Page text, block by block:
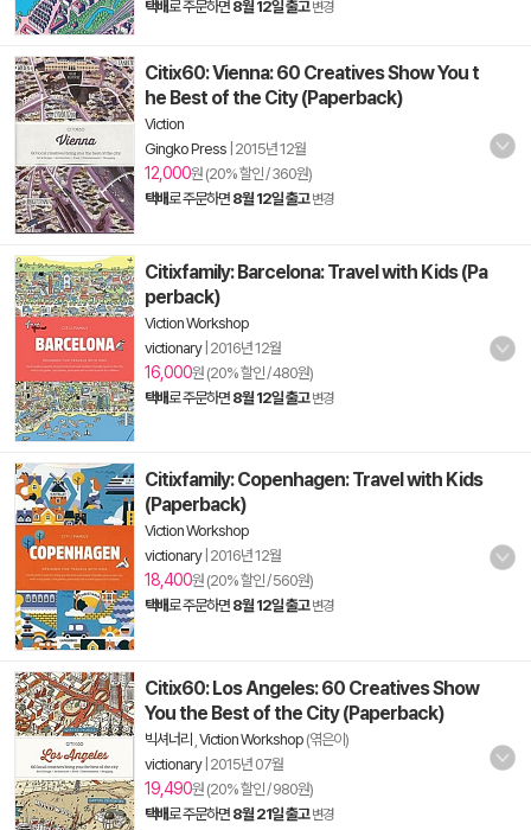
택배로 주문하면 8월 12일 출고 변경
Citix60: Vienna: 60 Creatives Show You t
he Best of the City (Paperback)
Viction
Gingko Press 2015년 12월
12,000원 (20% 할인 / 360원)
택배로 주문하면 8월 12일 출고 변경
Citixfamily: Barcelona: Travel with Kids (Pa
perback)
Viction Workshop
victionary| 2016년 12월
16,000원 (20% 할인 / 480원)
택배로 주문하면 8월 12일 출고 변경
Citixfamily: Copenhagen: Travel with Kids
(Paperback)
Viction Workshop
victionary| 2016년 12월
18,400원 (20% 할인 / 560원)
택배로 주문하면 8월 12일 출고 변경
Citix60: Los Angeles: 60 Creatives Show
You the Best of the City (Paperback)
빅셔너리 Viction Workshop (엮은이)
victionary| 2015년 07월
19,490원 (20% 할인 / 980원)
택배로 주문하면 8월 21일 출고 변경